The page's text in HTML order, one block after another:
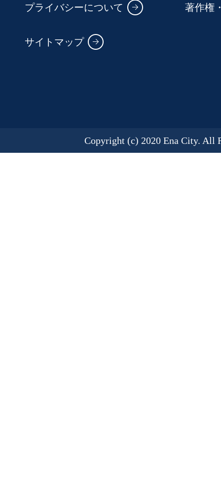
プライバシーについて 著作権
サイトマップ
Copyright (c) 2020 Ena City. All